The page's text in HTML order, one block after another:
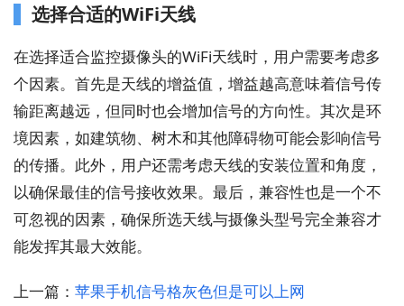
选择合适的WiFi天线
在选择适合监控摄像头的WiFi天线时，用户需要考虑多
个因素。首先是天线的增益值，增益越高意味着信号传
输距离越远，但同时也会增加信号的方向性。其次是环
境因素，如建筑物、树木和其他障碍物可能会影响信号
的传播。此外，用户还需考虑天线的安装位置和角度，
以确保最佳的信号接收效果。最后，兼容性也是一个不
可忽视的因素，确保所选天线与摄像头型号完全兼容才
能发挥其最大效能。
上一篇： 苹果手机信号格灰色但是可以上网